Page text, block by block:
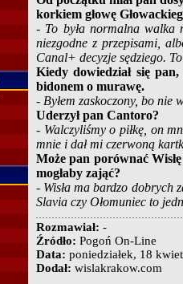
korkiem głowę
- To była normalna walka
niezgodne z przepisami,
Canal+ decyzje sędziego.
Kiedy dowiedział się
bidonem o murawę.
- Byłem zaskoczony, bo nie
Uderzył pan Cantoro?
- Walczyliśmy o piłkę, on
mnie i dał mi czerwoną
Może pan porównać
mogłaby zająć?
- Wisła ma bardzo dobrych
Slavia czy Ołomuniec to
Rozmawiał: -
Źródło: Pogoń On-Line
Data: poniedziałek, 18
Dodał: wislakrakow.com